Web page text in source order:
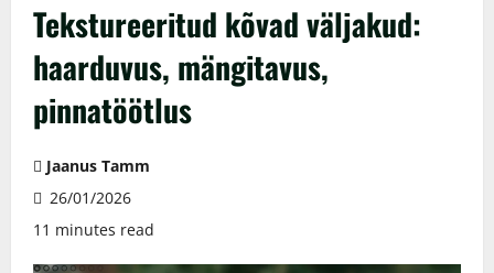
Tekstureeritud kõvad väljakud:
haarduvus, mängitavus,
pinnatöötlus
Jaanus Tamm
26/01/2026
11 minutes read